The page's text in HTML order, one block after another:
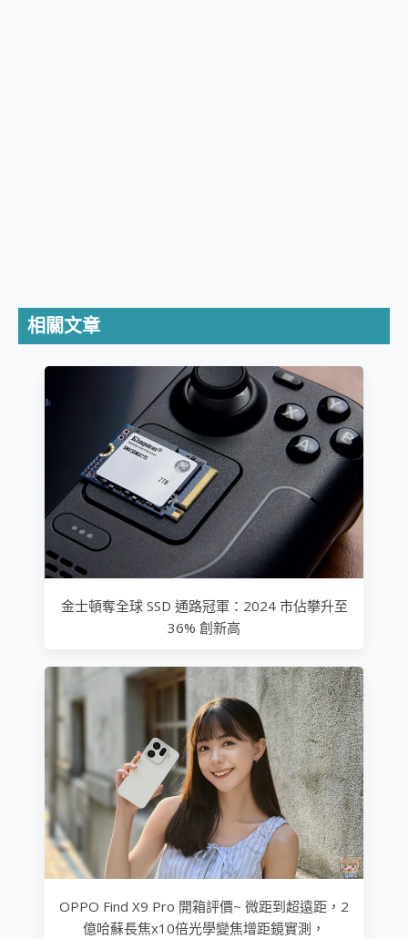
相關文章
金士頓奪全球 SSD 通路冠軍：2024 市佔攀升至
36% 創新高
OPPO Find X9 Pro 開箱評價~ 微距到超遠距，2
億哈蘇長焦x10倍光學變焦增距鏡實測，